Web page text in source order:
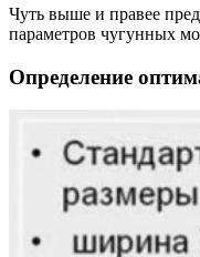
Чуть выше и правее
параметров чугунных
Определение